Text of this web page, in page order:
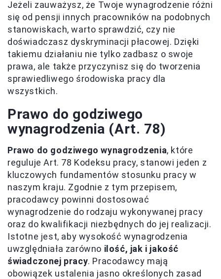
Jeżeli zauważysz, że Twoje wynagrodzenie różni
się od pensji innych pracowników na podobnych
stanowiskach, warto sprawdzić, czy nie
doświadczasz dyskryminacji płacowej. Dzięki
takiemu działaniu nie tylko zadbasz o swoje
prawa, ale także przyczynisz się do tworzenia
sprawiedliwego środowiska pracy dla
wszystkich.
Prawo do godziwego
wynagrodzenia (Art. 78)
Prawo do godziwego wynagrodzenia, które
reguluje Art. 78 Kodeksu pracy, stanowi jeden z
kluczowych fundamentów stosunku pracy w
naszym kraju. Zgodnie z tym przepisem,
pracodawcy powinni dostosować
wynagrodzenie do rodzaju wykonywanej pracy
oraz do kwalifikacji niezbędnych do jej realizacji.
Istotne jest, aby wysokość wynagrodzenia
uwzględniała zarówno ilość, jak i jakość
świadczonej pracy. Pracodawcy mają
obowiązek ustalenia jasno określonych zasad